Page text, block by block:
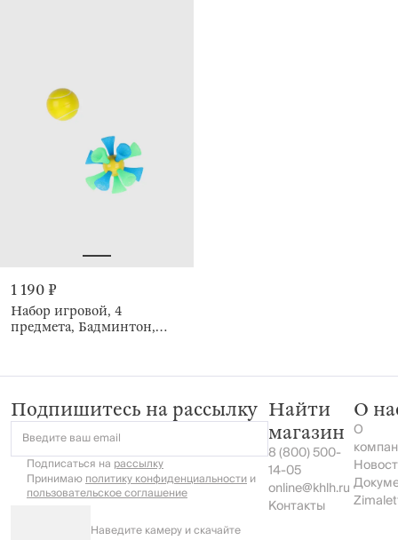
1 190 ₽
Набор игровой, 4
предмета, Бадминтон,
Подпишитесь на рассылку
Введите ваш email
Подписаться на рассылку
Принимаюполитику конфиденциальностии
пользовательское соглашение
Наведите камеру и скачайте
Найти
магазин
8 (800) 500-
14-05
online@khlh.ru
Контакты
О
О